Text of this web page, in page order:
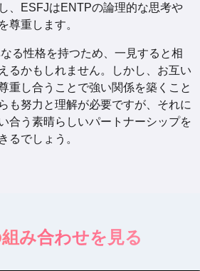
、ESFJはENTPの論理的な思考や
尊重します。
る性格を持つため、一見すると相
るかもしれません。しかし、お互い
重し合うことで強い関係を築くこと
も努力と理解が必要ですが、それに
合う素晴らしいパートナーシップを
るでしょう。
み合わせを見る